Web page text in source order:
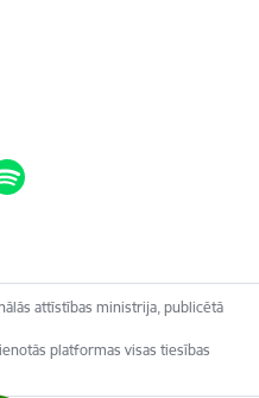
attīstības ministrija, publicētā
platformas visas tiesības